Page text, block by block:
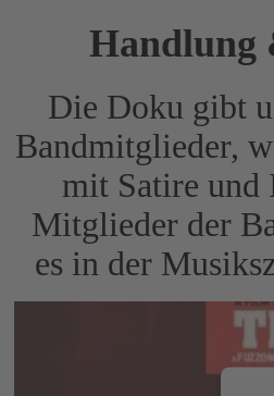
Handlung
Die Doku gibt
Bandmitglieder,
mit Satire und
Mitglieder der
es in der